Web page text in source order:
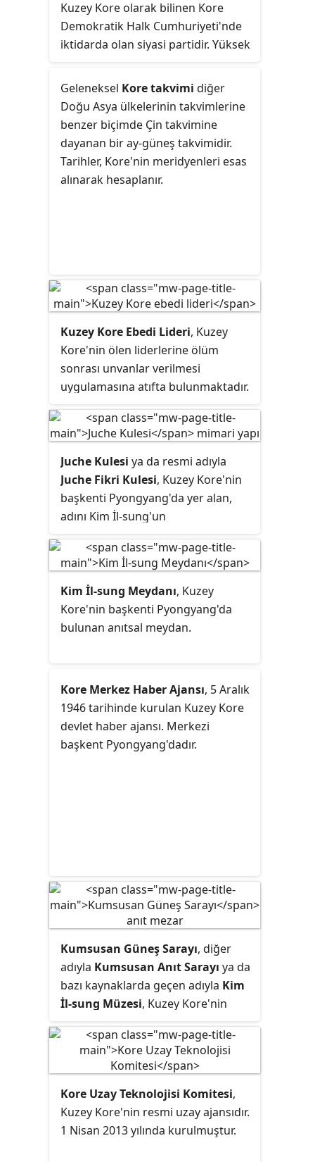
Kuzey Kore yeni devlet ideolojisinde
önemli bir yeri vardır.
Kuzey Kore olarak bilinen Kore
Demokratik Halk Cumhuriyeti'nde
iktidarda olan siyasi partidir. Yüksek
büyük partidir ve Anavatanın
Birleşmesi için Demokratik Cephe'yi
oluşturan diğer iki yasal parti ile
birlikte
de jure
ile bir araya
gelmektedir. Bu küçük partiler
KİP'ye tamamen bağımlıdır ve
KİP'nin “öncü rolünü” varlıklarının
2011) ve torunu Kim Jong-un (2011-)
olmuştur.
Geleneksel Kore takvimi diğer
Doğu Asya ülkelerinin takvimlerine
benzer biçimde Çin takvimine
dayanan bir ay-güneş takvimidir.
Tarihler, Kore'nin meridyenleri esas
alınarak hesaplanır.
Kuzey Kore Ebedi Lideri, Kuzey
Kore'nin ölen liderlerine ölüm
sonrası unvanlar verilmesi
uygulamasına atıfta bulunmaktadır.
ifadesi, 30 Haziran 2016'da
değiştirildiği gibi Anayasa'ya giriş
satırında ve ardından yapılacak
revizyonlarda belirtildi.
Juche Kulesi ya da resmi adıyla
Juche Fikri Kulesi, Kuzey Kore'nin
başkenti Pyongyang'da yer alan,
adını Kim İl-sung'un
felsefesinden alan beton dikilitaş
tarzındaki anıtsal sütun. Sosyalist
gerçekçi sanat tarzının bir örneği
olan anıtın önünde İşçi ve Çiftçi
Kadın Heykeli'nden esinlenilen;
kişinin bulunduğu 30 metre
yüksekliğinde bronz bir heykel
bulunmaktadır.
Kim İl-sung Meydanı, Kuzey
Kore'nin başkenti Pyongyang'da
bulunan anıtsal meydan.
Kore Merkez Haber Ajansı, 5 Aralık
1946 tarihinde kurulan Kuzey Kore
devlet haber ajansı. Merkezi
başkent Pyongyang'dadır.
Kumsusan Güneş Sarayı, diğer
adıyla Kumsusan Anıt Sarayı ya da
bazı kaynaklarda geçen adıyla Kim
İl-sung Müzesi, Kuzey Kore'nin
ülkenin kurucusu Kim İl-sung'a ait
anıt mezar. Yapı önceleri sadece Kim
İl-sung'un adına inşa edilmiş iken,
oğlu Kim Cong-il'in 2011 yılındaki
ölümünün ardından her iki liderin
adıyla anılmaktadır.
Kore Uzay Teknolojisi Komitesi,
Kuzey Kore'nin resmi uzay ajansıdır.
1 Nisan 2013 yılında kurulmuştur.